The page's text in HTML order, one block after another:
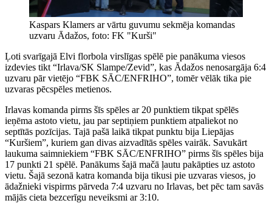
Kaspars Klamers ar vārtu guvumu sekmēja komandas
uzvaru Ādažos, foto: FK "Kurši"
Ļoti svarīgajā Elvi florbola virslīgas spēlē pie panākuma viesos
izdevies tikt “Irlava/SK Slampe/Zevid”, kas Ādažos nenosargāja 6:4
uzvaru pār vietējo “FBK SĀC/ENFRIHO”, tomēr vēlāk tika pie
uzvaras pēcspēles metienos.
Irlavas komanda pirms šīs spēles ar 20 punktiem tikpat spēlēs
ieņēma astoto vietu, jau par septiņiem punktiem atpaliekot no
septītās pozīcijas. Tajā pašā laikā tikpat punktu bija Liepājas
“Kuršiem”, kuriem gan divas aizvadītās spēles vairāk. Savukārt
laukuma saimniekiem “FBK SĀC/ENFRIHO” pirms šīs spēles bija
17 punkti 21 spēlē. Panākums šajā mačā ļautu pakāpties uz astoto
vietu. Šajā sezonā katra komanda bija tikusi pie uzvaras viesos, jo
ādažnieki vispirms pārveda 7:4 uzvaru no Irlavas, bet pēc tam savās
mājās cieta bezcerīgu neveiksmi ar 3:10.